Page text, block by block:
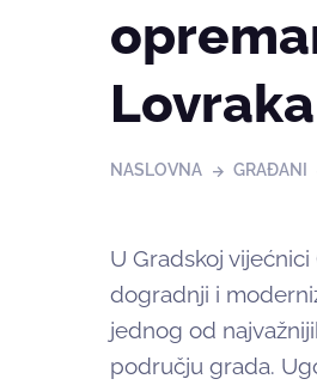
NASLOVNA GRAĐANI
U Gradskoj
dogradnji i
jednog od
području grada.